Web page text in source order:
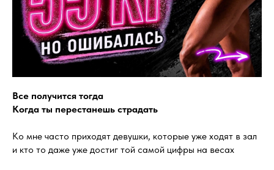
Все получится тогда
Когда ты перестанешь страдать
Ко мне часто приходят девушки, которые уже ходят в зал
и кто то даже уже достиг той самой цифры на весах